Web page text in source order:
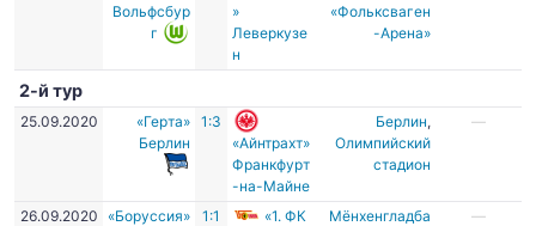
Вольфсбур
г
»
Леверкузе
н
«Фольксваген
-Арена»
2-й тур
25.09.2020
«Герта»
Берлин
1:3
«Айнтрахт»
Франкфурт
-на-Майне
Берлин,
Олимпийский
стадион
—
26.09.2020
«Боруссия»
1:1
«1. ФК
Мёнхенгладба
—